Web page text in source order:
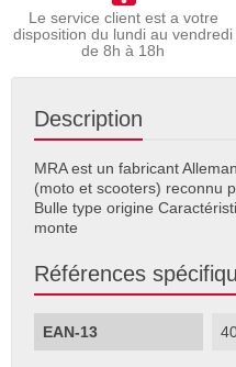
Le service client est a votre
disposition du lundi au vendredi
de 8h à 18h
Description
MRA est un fabricant
(moto et scooters) reconnu
Bulle type origine
monte
Références
EAN-13